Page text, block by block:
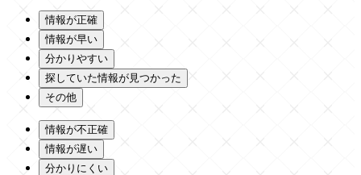
情報が正確
情報が早い
分かりやすい
探していた情報が見つかった
その他
情報が不正確
情報が遅い
分かりにくい